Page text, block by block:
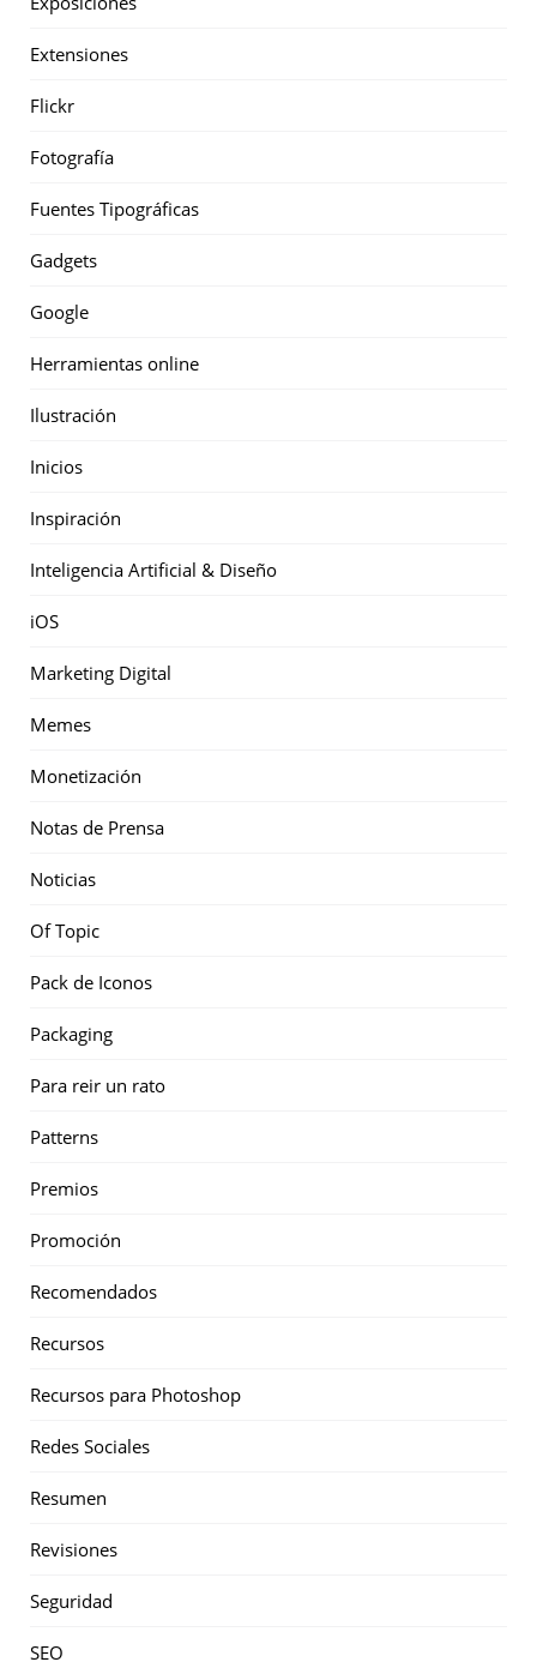
Extensiones
Flickr
Fotografía
Fuentes Tipográficas
Gadgets
Google
Herramientas online
Ilustración
Inicios
Inspiración
Inteligencia Artificial & Diseño
iOS
Marketing Digital
Memes
Monetización
Notas de Prensa
Noticias
Of Topic
Pack de Iconos
Packaging
Para reir un rato
Patterns
Premios
Promoción
Recomendados
Recursos
Recursos para Photoshop
Redes Sociales
Resumen
Revisiones
Seguridad
SEO